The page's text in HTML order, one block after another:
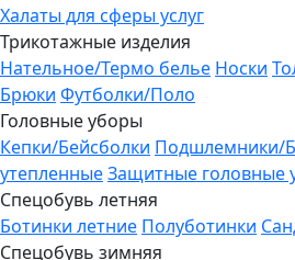
Халаты для сферы услуг
Трикотажные изделия
Нательное/Термо белье Носки
Брюки Футболки/Поло
Головные уборы
Кепки/Бейсболки Подшлемники/
утепленныеЗащитные головные
Спецобувь летняя
Ботинки летние Полуботинки
Спецобувь зимняя